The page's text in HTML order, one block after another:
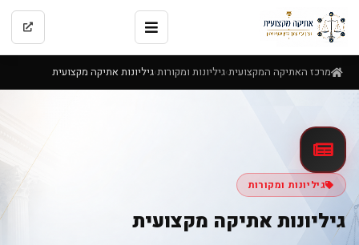
מרכז האתיקה המקצועית›גיליונות ומקורות›גיליונות אתיקה מקצועית
גיליונות ומקורות
גיליונות אתיקה מקצועית